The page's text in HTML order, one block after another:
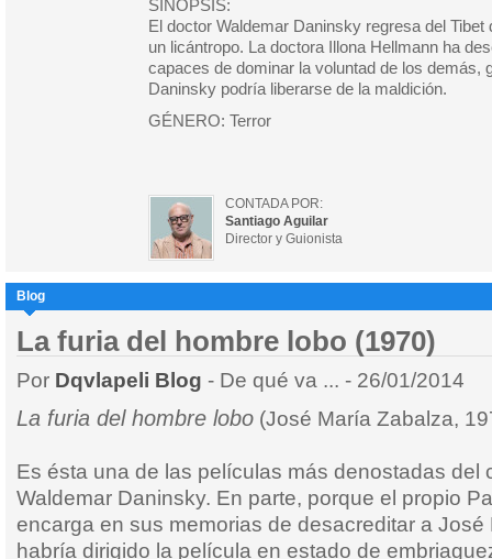
SINOPSIS:
El doctor Waldemar Daninsky regresa del Tibet
un licántropo. La doctora Illona Hellmann ha
capaces de dominar la voluntad de los demás,
Daninsky podría liberarse de la maldición.
GÉNERO: Terror
CONTADA POR:
Santiago Aguilar
Director y Guionista
Blog
La furia del hombre lobo (1970)
Por Dqvlapeli Blog - De qué va ... - 26/01/2014
La furia del hombre lobo (José María Zabalza,
Es ésta una de las películas más denostadas del
Waldemar Daninsky. En parte, porque el propio
encarga en sus memorias de desacreditar a
habría dirigido la película en estado de